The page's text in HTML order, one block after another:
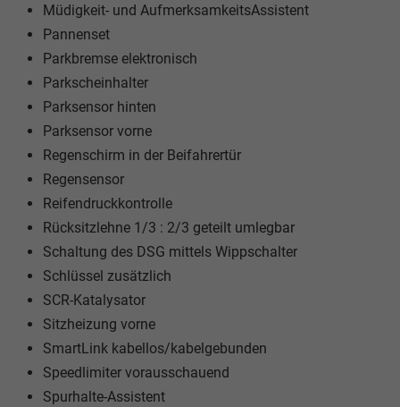
Müdigkeit- und AufmerksamkeitsAssistent
Pannenset
Parkbremse elektronisch
Parkscheinhalter
Parksensor hinten
Parksensor vorne
Regenschirm in der Beifahrertür
Regensensor
Reifendruckkontrolle
Rücksitzlehne 1/3 : 2/3 geteilt umlegbar
Schaltung des DSG mittels Wippschalter
Schlüssel zusätzlich
SCR-Katalysator
Sitzheizung vorne
SmartLink kabellos/kabelgebunden
Speedlimiter vorausschauend
Spurhalte-Assistent